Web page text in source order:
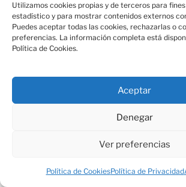
Utilizamos cookies propias y de terceros para
estadístico y para mostrar contenidos externos
Puedes aceptar todas las cookies, rechazarlas o
preferencias. La información completa está
Política de Cookies.
Aceptar
Denegar
Ver preferencias
Política de CookiesPolítica de Privacidad
Madrid paralelo a la M-505 en
Actualmente se encuentra cerrado por
impide el paso con un cartel de
aunque se trata de una vía pecuaria, se
por el camino durante 200 m. Se
se sigue durante 1,1 km hasta llegar al
la casa. En la bifurcación de caminos
camino de la izquierda unos 50 m.
Historia del bien: